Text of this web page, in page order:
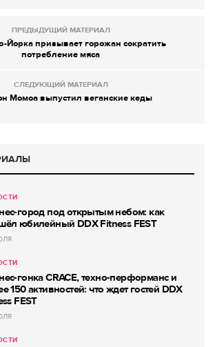
ПРЕДЫДУЩИЙ МАТЕРИАЛ
призывает горожан сократить
потребление мяса
СЛЕДУЮЩИЙ МАТЕРИАЛ
Момоа выпустил веганские кеды
город под открытым небом: как
юбилейный DDX Fitness FEST
гонка CRACE, техно-перформанс и
150 активностей: что ждет гостей DDX
FEST